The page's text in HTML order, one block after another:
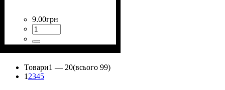
9.00грн
Товари1 — 20(всього 99)
1 2345